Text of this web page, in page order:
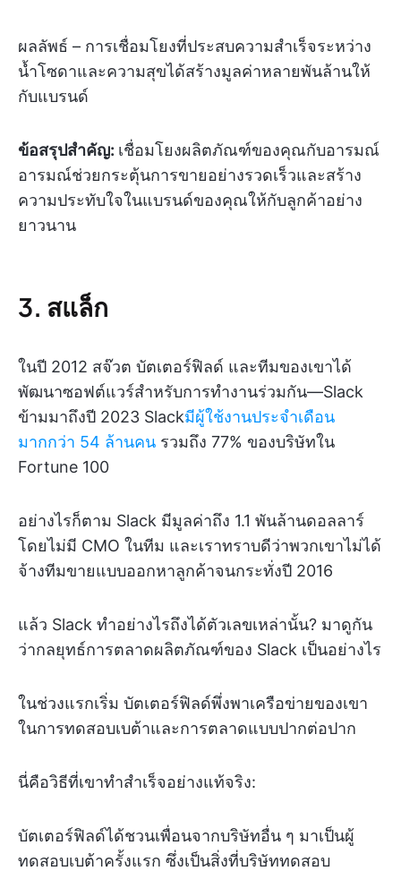
ผลลัพธ์ – การเชื่อมโยงที่ประสบความสำเร็จระหว่าง
น้ำโซดาและความสุขได้สร้างมูลค่าหลายพันล้านให้
กับแบรนด์
ข้อสรุปสำคัญ: เชื่อมโยงผลิตภัณฑ์ของคุณกับอารมณ์
อารมณ์ช่วยกระตุ้นการขายอย่างรวดเร็วและสร้าง
ความประทับใจในแบรนด์ของคุณให้กับลูกค้าอย่าง
ยาวนาน
3. สแล็ก
ในปี 2012 สจ๊วต บัตเตอร์ฟิลด์ และทีมของเขาได้
พัฒนาซอฟต์แวร์สำหรับการทำงานร่วมกัน—Slack
ข้ามมาถึงปี 2023 Slackมีผู้ใช้งานประจำเดือน
มากกว่า 54 ล้านคน รวมถึง 77% ของบริษัทใน
Fortune 100
อย่างไรก็ตาม Slack มีมูลค่าถึง 1.1 พันล้านดอลลาร์
โดยไม่มี CMO ในทีม และเราทราบดีว่าพวกเขาไม่ได้
จ้างทีมขายแบบออกหาลูกค้าจนกระทั่งปี 2016
แล้ว Slack ทำอย่างไรถึงได้ตัวเลขเหล่านั้น? มาดูกัน
ว่ากลยุทธ์การตลาดผลิตภัณฑ์ของ Slack เป็นอย่างไร
ในช่วงแรกเริ่ม บัตเตอร์ฟิลด์พึ่งพาเครือข่ายของเขา
ในการทดสอบเบต้าและการตลาดแบบปากต่อปาก
นี่คือวิธีที่เขาทำสำเร็จอย่างแท้จริง:
บัตเตอร์ฟิลด์ได้ชวนเพื่อนจากบริษัทอื่น ๆ มาเป็นผู้
ทดสอบเบต้าครั้งแรก ซึ่งเป็นสิ่งที่บริษัททดสอบ